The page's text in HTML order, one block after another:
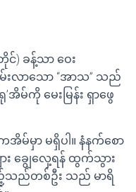
) ခန့်သာ ဝေး
မ်းလာသော “အာသ” သည်
မ်ကို မေးမြန်း ရှာဖွေ
မ်မှာ မရှိပါ။ နံနက်စော
ချွေလှေ့ရန် ထွက်သွား
ည့်သည်တစ်ဦး သည် မာရိ